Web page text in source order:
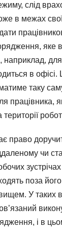
слід
в межах
яке
наприклад, для
в офісі.
таку
працівника,
території
право
чи
поза
У таких
і в